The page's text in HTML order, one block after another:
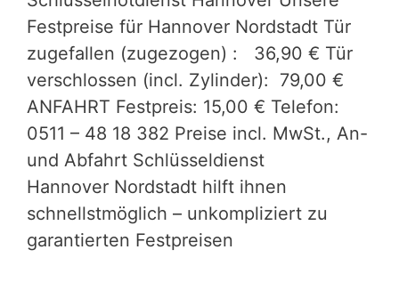
Festpreise für Hannover Nordstadt Tür
zugefallen (zugezogen) : 36,90 € Tür
verschlossen (incl. Zylinder): 79,00 €
ANFAHRT Festpreis: 15,00 € Telefon:
0511 – 48 18 382 Preise incl. MwSt., An-
und Abfahrt Schlüsseldienst
Hannover Nordstadt hilft ihnen
schnellstmöglich – unkompliziert zu
garantierten Festpreisen